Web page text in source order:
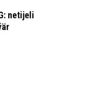
netijeli